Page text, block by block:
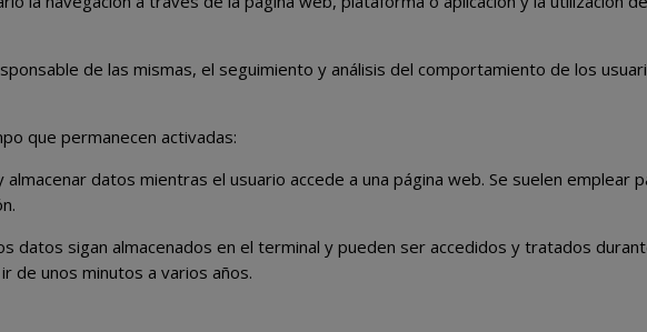
de las mismas, el seguimiento y análisis del comportamiento de los
que permanecen activadas:
almacenar datos mientras el usuario accede a una página web. Se suelen emplear
datos sigan almacenados en el terminal y pueden ser accedidos y tratados
de unos minutos a varios años.